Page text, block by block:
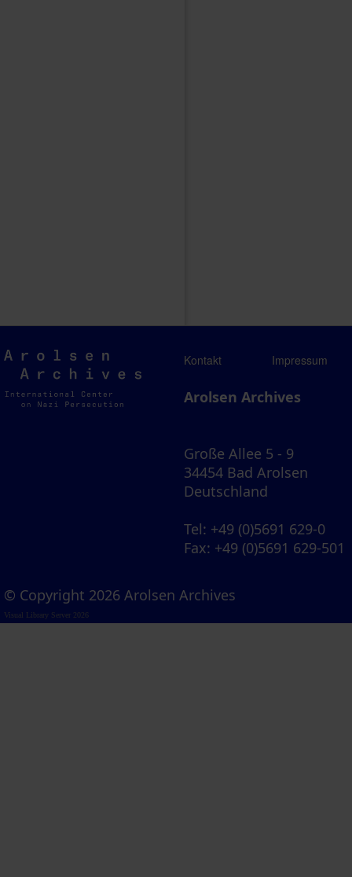
Arolsen
Archives
Kontakt Impressum
Arolsen Archives
Große Allee 5 - 9
34454 Bad Arolsen
Deutschland
Tel: +49 (0)5691 629-0
Fax: +49 (0)5691 629-501
© Copyright 2026 Arolsen Archives
Visual Library Server 2026